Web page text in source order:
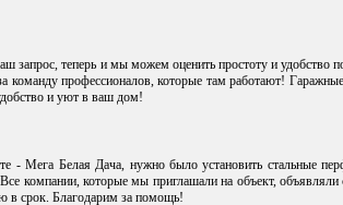
запрос, теперь и мы можем оценить простоту и удобство
профессионалов, которые там работают!
и уют в ваш дом!
- Мега Белая Дача, нужно было установить стальные
компании, которые мы приглашали на объект,
в срок. Благодарим за помощь!